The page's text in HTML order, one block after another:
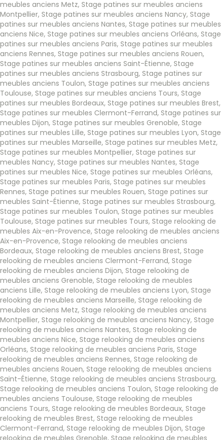
meubles anciens Metz, Stage patines sur meubles anciens
Montpellier, Stage patines sur meubles anciens Nancy, Stage
patines sur meubles anciens Nantes, Stage patines sur meubles
anciens Nice, Stage patines sur meubles anciens Orléans, Stage
patines sur meubles anciens Paris, Stage patines sur meubles
anciens Rennes, Stage patines sur meubles anciens Rouen,
Stage patines sur meubles anciens Saint-Étienne, Stage
patines sur meubles anciens Strasbourg, Stage patines sur
meubles anciens Toulon, Stage patines sur meubles anciens
Toulouse, Stage patines sur meubles anciens Tours, Stage
patines sur meubles Bordeaux, Stage patines sur meubles Brest,
Stage patines sur meubles Clermont-Ferrand, Stage patines sur
meubles Dijon, Stage patines sur meubles Grenoble, Stage
patines sur meubles Lille, Stage patines sur meubles Lyon, Stage
patines sur meubles Marseille, Stage patines sur meubles Metz,
Stage patines sur meubles Montpellier, Stage patines sur
meubles Nancy, Stage patines sur meubles Nantes, Stage
patines sur meubles Nice, Stage patines sur meubles Orléans,
Stage patines sur meubles Paris, Stage patines sur meubles
Rennes, Stage patines sur meubles Rouen, Stage patines sur
meubles Saint-Étienne, Stage patines sur meubles Strasbourg,
Stage patines sur meubles Toulon, Stage patines sur meubles
Toulouse, Stage patines sur meubles Tours, Stage relooking de
meubles Aix-en-Provence, Stage relooking de meubles anciens
Aix-en-Provence, Stage relooking de meubles anciens
Bordeaux, Stage relooking de meubles anciens Brest, Stage
relooking de meubles anciens Clermont-Ferrand, Stage
relooking de meubles anciens Dijon, Stage relooking de
meubles anciens Grenoble, Stage relooking de meubles
anciens Lille, Stage relooking de meubles anciens Lyon, Stage
relooking de meubles anciens Marseille, Stage relooking de
meubles anciens Metz, Stage relooking de meubles anciens
Montpellier, Stage relooking de meubles anciens Nancy, Stage
relooking de meubles anciens Nantes, Stage relooking de
meubles anciens Nice, Stage relooking de meubles anciens
Orléans, Stage relooking de meubles anciens Paris, Stage
relooking de meubles anciens Rennes, Stage relooking de
meubles anciens Rouen, Stage relooking de meubles anciens
Saint-Étienne, Stage relooking de meubles anciens Strasbourg,
Stage relooking de meubles anciens Toulon, Stage relooking de
meubles anciens Toulouse, Stage relooking de meubles
anciens Tours, Stage relooking de meubles Bordeaux, Stage
relooking de meubles Brest, Stage relooking de meubles
Clermont-Ferrand, Stage relooking de meubles Dijon, Stage
relooking de meubles Grenoble, Stage relooking de meubles